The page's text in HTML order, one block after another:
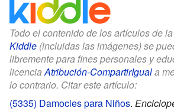
Todo el contenido de los artículos de la
Kiddle (incluidas las imágenes) se
libremente para fines personales y
licenciaAtribución-CompartirIguala
lo contrario. Citar este artículo:
(5335) Damocles para Niños.